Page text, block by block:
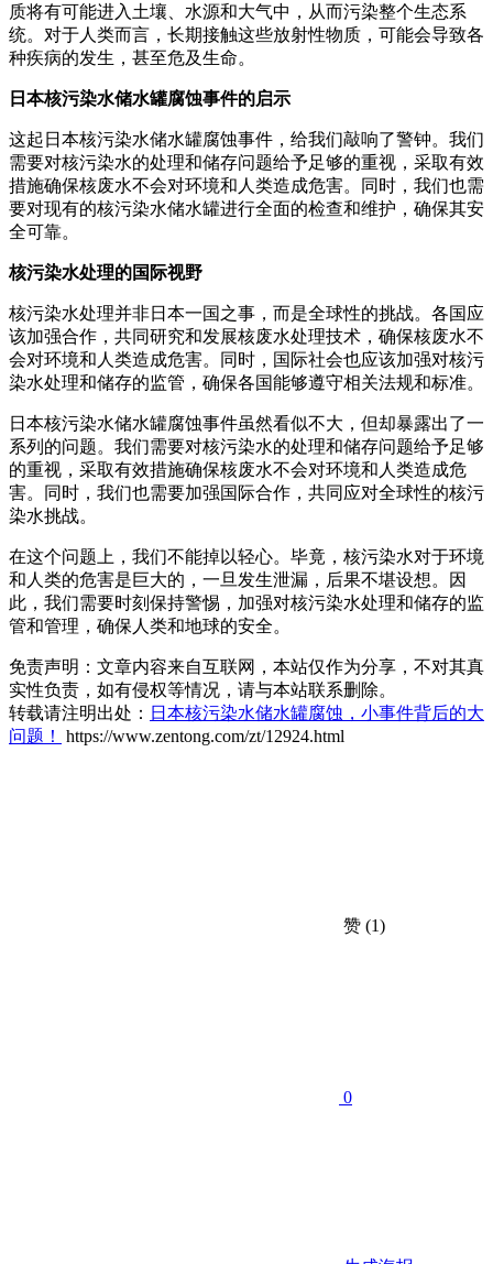
质将有可能进入土壤、水源和大气中，从而污染整个生态系
统。对于人类而言，长期接触这些放射性物质，可能会导致各
种疾病的发生，甚至危及生命。
日本核污染水储水罐腐蚀事件的启示
这起日本核污染水储水罐腐蚀事件，给我们敲响了警钟。我们
需要对核污染水的处理和储存问题给予足够的重视，采取有效
措施确保核废水不会对环境和人类造成危害。同时，我们也需
要对现有的核污染水储水罐进行全面的检查和维护，确保其安
全可靠。
核污染水处理的国际视野
核污染水处理并非日本一国之事，而是全球性的挑战。各国应
该加强合作，共同研究和发展核废水处理技术，确保核废水不
会对环境和人类造成危害。同时，国际社会也应该加强对核污
染水处理和储存的监管，确保各国能够遵守相关法规和标准。
日本核污染水储水罐腐蚀事件虽然看似不大，但却暴露出了一
系列的问题。我们需要对核污染水的处理和储存问题给予足够
的重视，采取有效措施确保核废水不会对环境和人类造成危
害。同时，我们也需要加强国际合作，共同应对全球性的核污
染水挑战。
在这个问题上，我们不能掉以轻心。毕竟，核污染水对于环境
和人类的危害是巨大的，一旦发生泄漏，后果不堪设想。因
此，我们需要时刻保持警惕，加强对核污染水处理和储存的监
管和管理，确保人类和地球的安全。
免责声明：文章内容来自互联网，本站仅作为分享，不对其真
实性负责，如有侵权等情况，请与本站联系删除。
转载请注明出处： 日本核污染水储水罐腐蚀，小事件背后的大
问题！
https://www.zentong.com/zt/12924.html
赞 (1)
0